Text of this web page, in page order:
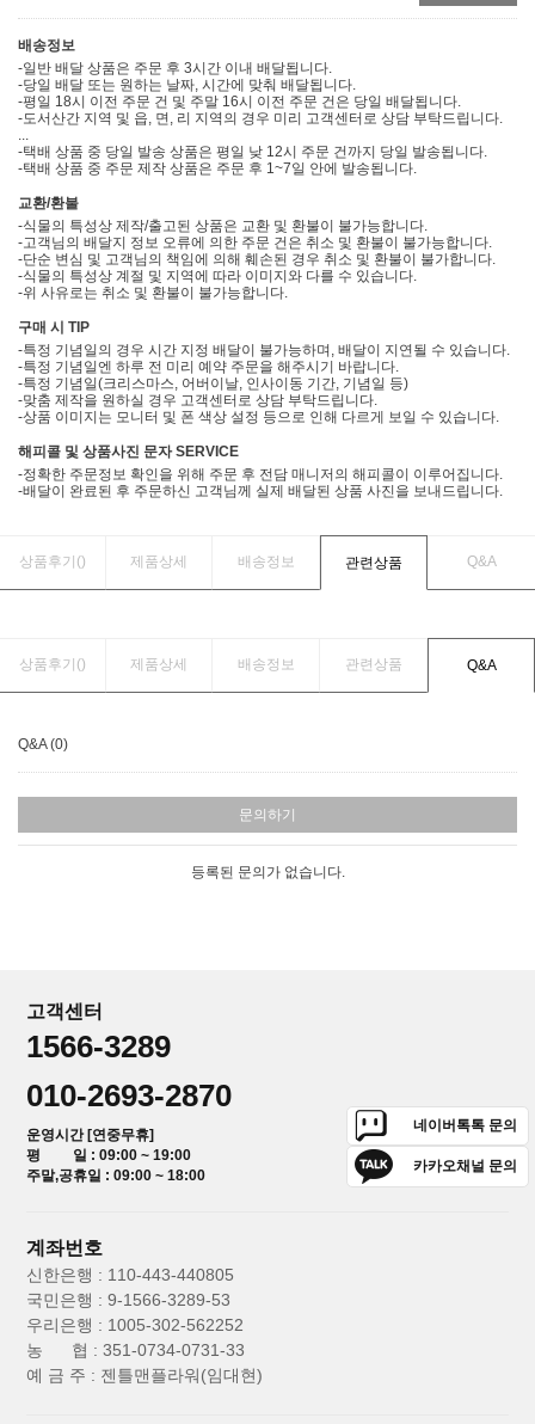
배송정보
-일반 배달 상품은 주문 후 3시간 이내 배달됩니다.
-당일 배달 또는 원하는 날짜, 시간에 맞춰 배달됩니다.
-평일 18시 이전 주문 건 및 주말 16시 이전 주문 건은 당일 배달됩니다.
-도서산간 지역 및 읍, 면, 리 지역의 경우 미리 고객센터로 상담 부탁드립니다.
-택배 상품 중 당일 발송 상품은 평일 낮 12시 주문 건까지 당일 발송됩니다.
-택배 상품 중 주문 제작 상품은 주문 후 1~7일 안에 발송됩니다.
교환/환불
-식물의 특성상 제작/출고된 상품은 교환 및 환불이 불가능합니다.
-고객님의 배달지 정보 오류에 의한 주문 건은 취소 및 환불이 불가능합니다.
-단순 변심 및 고객님의 책임에 의해 훼손된 경우 취소 및 환불이 불가합니다.
-식물의 특성상 계절 및 지역에 따라 이미지와 다를 수 있습니다.
-위 사유로는 취소 및 환불이 불가능합니다.
구매 시 TIP
-특정 기념일의 경우 시간 지정 배달이 불가능하며, 배달이 지연될 수 있습니다.
-특정 기념일엔 하루 전 미리 예약 주문을 해주시기 바랍니다.
-특정 기념일(크리스마스, 어버이날, 인사이동 기간, 기념일 등)
-맞춤 제작을 원하실 경우 고객센터로 상담 부탁드립니다.
-상품 이미지는 모니터 및 폰 색상 설정 등으로 인해 다르게 보일 수 있습니다.
해피콜 및 상품사진 문자 SERVICE
-정확한 주문정보 확인을 위해 주문 후 전담 매니저의 해피콜이 이루어집니다.
-배달이 완료된 후 주문하신 고객님께 실제 배달된 상품 사진을 보내드립니다.
상품후기() 제품상세 배송정보 관련상품 Q&A
상품후기() 제품상세 배송정보 관련상품 Q&A
Q&A (0)
문의하기
등록된 문의가 없습니다.
고객센터
1566-3289
010-2693-2870
운영시간 [연중무휴]
평 일 : 09:00 ~ 19:00
주말,공휴일 : 09:00 ~ 18:00
네이버톡톡 문의
카카오채널 문의
계좌번호
신한은행 : 110-443-440805
국민은행 : 9-1566-3289-53
우리은행 : 1005-302-562252
농 협 : 351-0734-0731-33
예 금 주 : 젠틀맨플라워(임대현)